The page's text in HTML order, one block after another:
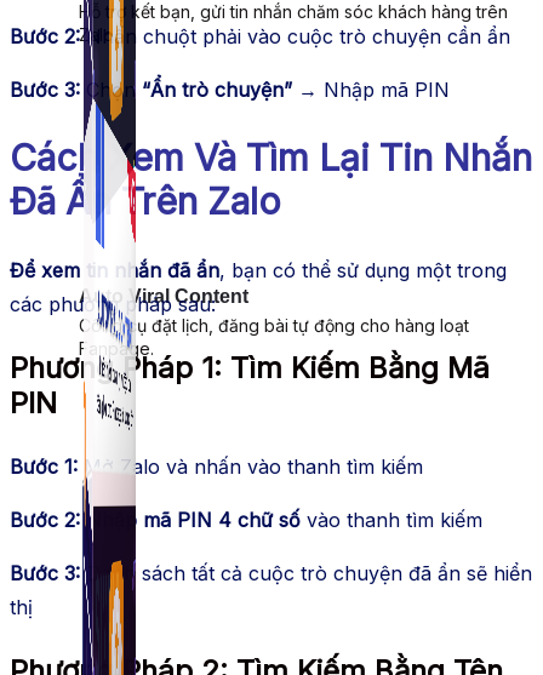
Auto Viral Content
Công cụ đặt lịch, đăng bài tự động cho hàng loạt
Fanpage.
Hỗ trợ kết bạn, gửi tin nhắn chăm sóc khách hàng trên
Zalo.
Bước 2:Nhấn chuột phải vào cuộc trò chuyện cần ẩn
Bước 3: Chọn “Ẩn trò chuyện” → Nhập mã PIN
Cách Xem Và Tìm Lại Tin Nhắn
Đã Ẩn Trên Zalo
Để xem tin nhắn đã ẩn, bạn có thể sử dụng một trong
các phương pháp sau:
Phương Pháp 1: Tìm Kiếm Bằng Mã
PIN
Bước 1: Mở Zalo và nhấn vào thanh tìm kiếm
Bước 2: Nhập mã PIN 4 chữ số vào thanh tìm kiếm
Bước 3:Danh sách tất cả cuộc trò chuyện đã ẩn sẽ hiển
thị